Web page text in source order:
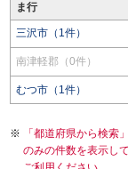
ま行
三沢市（1件）
南津軽郡（0件）
むつ市（1件）
「都道府県から検索
のみの件数を表示し